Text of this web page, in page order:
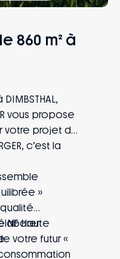
860 m² à
vous propose
votre projet de
c’est la
»
NF Haute
votre futur «